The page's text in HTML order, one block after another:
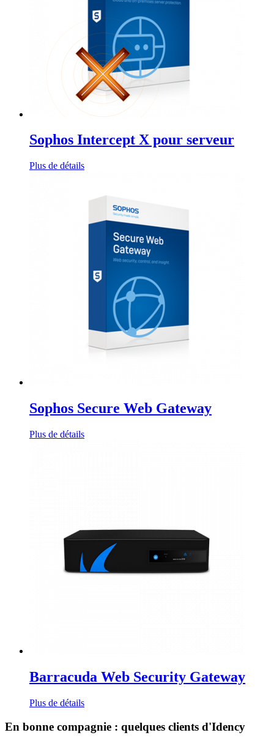
Sophos Intercept X pour serveur
Plus de détails
Sophos Secure Web Gateway
Plus de détails
Barracuda Web Security Gateway
Plus de détails
En bonne compagnie : quelques clients d'Idency